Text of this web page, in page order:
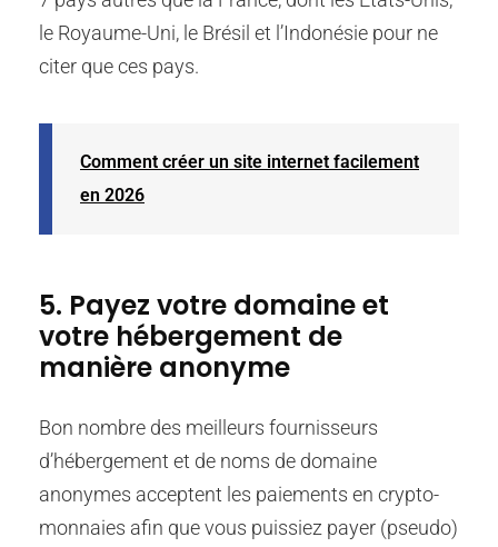
le Royaume-Uni, le Brésil et l’Indonésie pour ne
citer que ces pays.
Comment créer un site internet facilement
en 2026
5. Payez votre domaine et
votre hébergement de
manière anonyme
Bon nombre des meilleurs fournisseurs
d’hébergement et de noms de domaine
anonymes acceptent les paiements en crypto-
monnaies afin que vous puissiez payer (pseudo)